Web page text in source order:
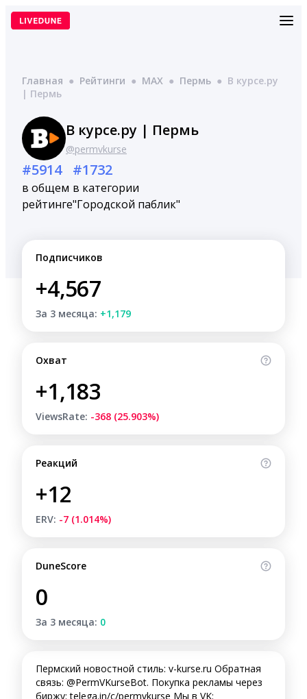
Перейти
Главная ● Рейтинги ● MAX ● Пермь ● В курсе.ру
| Пермь
В курсе.ру | Пермь
@permvkurse
#5914
в общем
рейтинге
#1732
в категории
"Городской паблик"
Подписчиков
+4,567
За 3 месяца: +1,179
Охват
+1,183
ViewsRate: -368 (25.903%)
Реакций
+12
ERV: -7 (1.014%)
DuneScore
0
За 3 месяца: 0
Пермский новостной стиль: v-kurse.ru Обратная
связь: @PermVKurseBot. Покупка рекламы через
биржу: telega.in/c/permvkurse Мы в VK: